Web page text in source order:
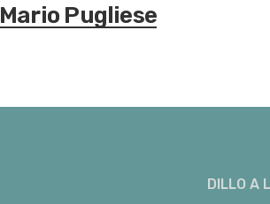
Mario Pugliese
DILLO A